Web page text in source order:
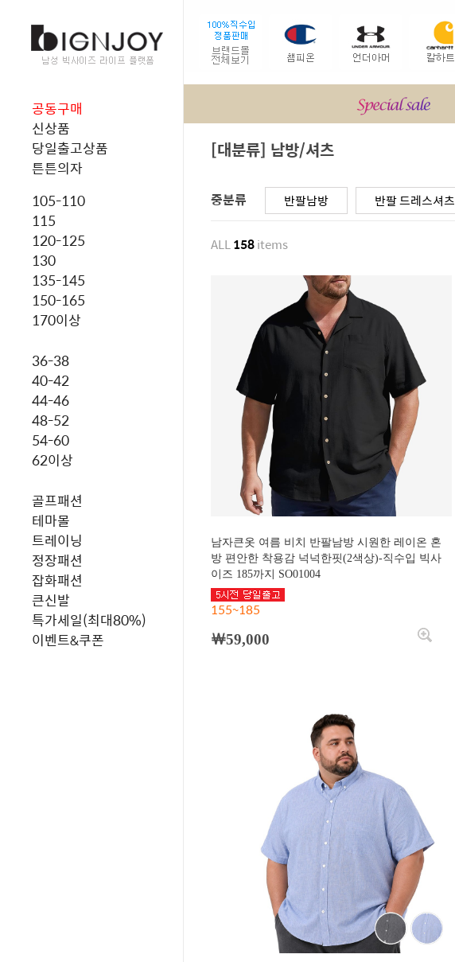
공동구매
신상품
당일출고상품
튼튼의자
105-110
115
120-125
130
135-145
150-165
170이상
36-38
40-42
44-46
48-52
54-60
62이상
골프패션
테마몰
트레이닝
정장패션
잡화패션
큰신발
특가세일(최대80%)
이벤트&쿠폰
[대분류] 남방/셔츠
중분류 반팔남방 반팔 드레스셔츠
ALL158items
남자큰옷 여름 비치 반팔남방 시원한 레이온 혼
방 편안한 착용감 넉넉한핏(2색상)-직수입 빅사
이즈 185까지 SO01004
155~185
￦59,000